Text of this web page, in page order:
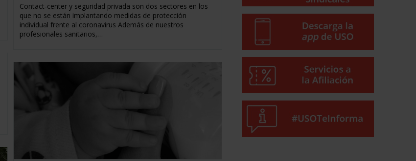
Contact-center y seguridad privada son dos sectores en los
que no se están implantando medidas de protección
individual frente al coronavirus Además de nuestros
profesionales sanitarios,…